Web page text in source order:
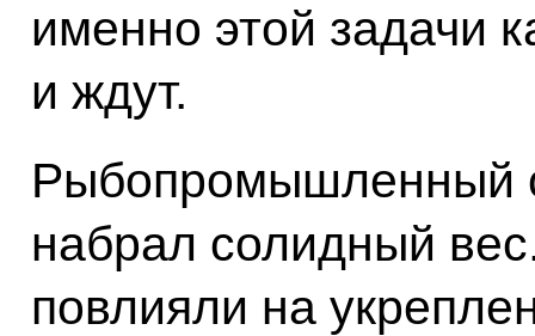
именно этой задачи
и ждут.
Рыбопромышленный
набрал солидный
повлияли на